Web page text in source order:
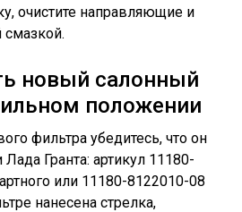
очистите направляющие и
новый салонный
положении
фильтра убедитесь, что он
Гранта: артикул 11180-
или 11180-8122010-08
нанесена стрелка,